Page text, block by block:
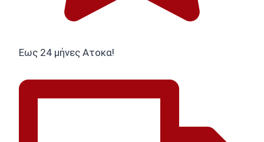
Εως 24 μήνες Ατοκα!